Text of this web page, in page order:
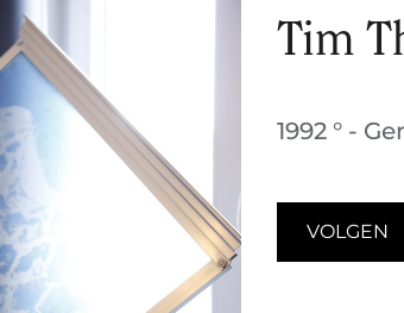
Tim
1992 ° -
VOLGEN